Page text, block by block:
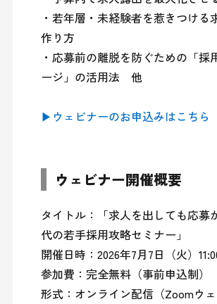
・若年層・未経験者を惹きつける
作り方
・応募前の離脱を防ぐための「採
ージ」の活用法　他
ウェビナー開催概要
タイトル：「求人を出しても応募
代の若手採用攻略セミナー」
開催日時：2026年7月7日（火）
参加費：完全無料（事前申込制）
形式：オンライン配信（Zoomウェ